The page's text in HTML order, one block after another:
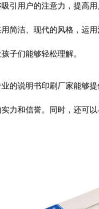
引用户的注意力，提高
简洁、现代的风格，运
子们能够轻松理解。
的说明书印刷厂家能够
力和信誉。同时，还可